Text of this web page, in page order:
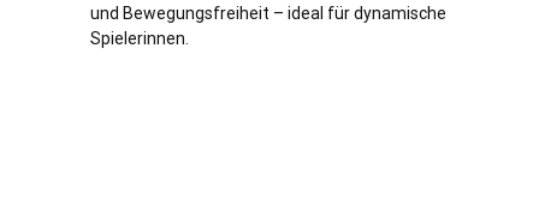
und Bewegungsfreiheit – ideal für dynamische
Spielerinnen.